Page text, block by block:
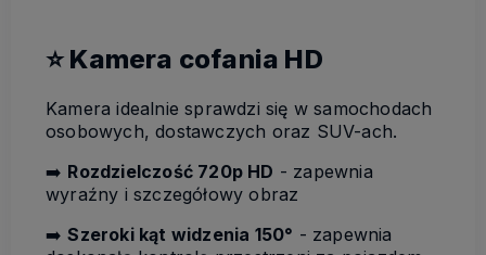
⭐ Kamera cofania HD
Kamera idealnie sprawdzi się w samochodach
osobowych, dostawczych oraz SUV-ach.
➡️ Rozdzielczość 720p HD - zapewnia
wyraźny i szczegółowy obraz
➡️Szeroki kąt widzenia 150° - zapewnia